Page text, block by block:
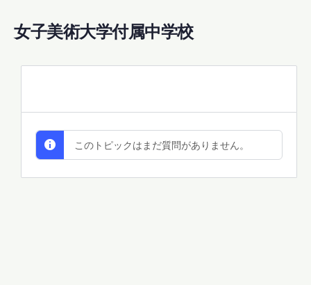
女子美術大学付属中学校
このトピックはまだ質問がありません。